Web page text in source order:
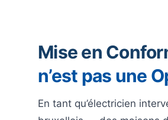
Mise en
n’est pas une
En tant qu’électricien